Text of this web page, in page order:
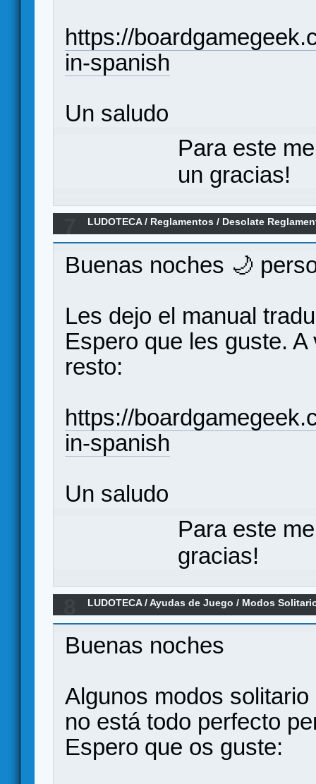
https://
in-spanish
Un saludo
Para este
un gracias!
LUDOTECA/ Reglamentos / Desolate
Buenas noches 🌙
Les dejo el manual
Espero que les guste.
resto:
https://
in-spanish
Un saludo
Para este
gracias!
LUDOTECA/Ayudas de Juego / Modos
Buenas noches
Algunos modos
no está todo perfecto
Espero que os guste: